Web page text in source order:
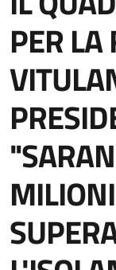
PER LA